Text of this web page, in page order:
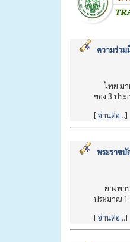
ความร่วม
ไทย มาเ
ของ 3 ปร
[อ่านต่อ...]
พระราชบั
ยางพาร
ประมาณ 1
[อ่านต่อ...]